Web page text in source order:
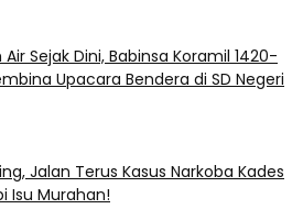
Sejak Dini, Babinsa Koramil 1420-
Upacara Bendera di SD Negeri
Jalan Terus Kasus Narkoba Kades
Isu Murahan!